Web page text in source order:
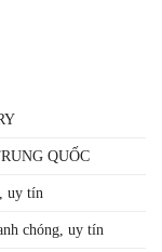
QUỐC
uy tín
chóng, uy tín